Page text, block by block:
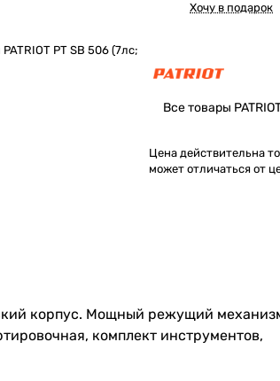
PT SB 506 (7лс;
Хочу в подарок
Все товары
Цена действительна
может отличаться от
корпус. Мощный режущий
комплект инструментов,